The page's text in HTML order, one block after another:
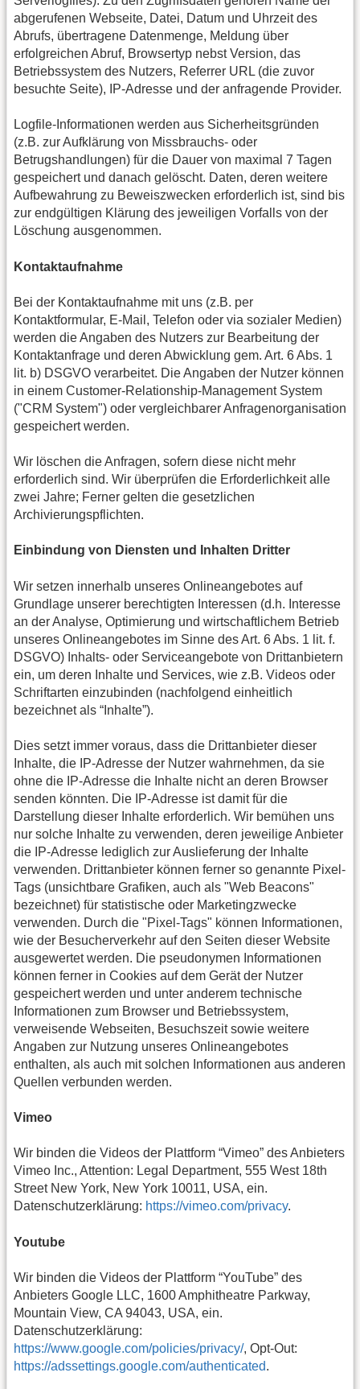
abgerufenen Webseite, Datei, Datum und Uhrzeit des
Abrufs, übertragene Datenmenge, Meldung über
erfolgreichen Abruf, Browsertyp nebst Version, das
Betriebssystem des Nutzers, Referrer URL (die zuvor
besuchte Seite), IP-Adresse und der anfragende Provider.
Logfile-Informationen werden aus Sicherheitsgründen
(z.B. zur Aufklärung von Missbrauchs- oder
Betrugshandlungen) für die Dauer von maximal 7 Tagen
gespeichert und danach gelöscht. Daten, deren weitere
Aufbewahrung zu Beweiszwecken erforderlich ist, sind bis
zur endgültigen Klärung des jeweiligen Vorfalls von der
Löschung ausgenommen.
Kontaktaufnahme
Bei der Kontaktaufnahme mit uns (z.B. per
Kontaktformular, E-Mail, Telefon oder via sozialer Medien)
werden die Angaben des Nutzers zur Bearbeitung der
Kontaktanfrage und deren Abwicklung gem. Art. 6 Abs. 1
lit. b) DSGVO verarbeitet. Die Angaben der Nutzer können
in einem Customer-Relationship-Management System
("CRM System") oder vergleichbarer Anfragenorganisation
gespeichert werden.
Wir löschen die Anfragen, sofern diese nicht mehr
erforderlich sind. Wir überprüfen die Erforderlichkeit alle
zwei Jahre; Ferner gelten die gesetzlichen
Archivierungspflichten.
Einbindung von Diensten und Inhalten Dritter
Wir setzen innerhalb unseres Onlineangebotes auf
Grundlage unserer berechtigten Interessen (d.h. Interesse
an der Analyse, Optimierung und wirtschaftlichem Betrieb
unseres Onlineangebotes im Sinne des Art. 6 Abs. 1 lit. f.
DSGVO) Inhalts- oder Serviceangebote von Drittanbietern
ein, um deren Inhalte und Services, wie z.B. Videos oder
Schriftarten einzubinden (nachfolgend einheitlich
bezeichnet als “Inhalte”).
Dies setzt immer voraus, dass die Drittanbieter dieser
Inhalte, die IP-Adresse der Nutzer wahrnehmen, da sie
ohne die IP-Adresse die Inhalte nicht an deren Browser
senden könnten. Die IP-Adresse ist damit für die
Darstellung dieser Inhalte erforderlich. Wir bemühen uns
nur solche Inhalte zu verwenden, deren jeweilige Anbieter
die IP-Adresse lediglich zur Auslieferung der Inhalte
verwenden. Drittanbieter können ferner so genannte Pixel-
Tags (unsichtbare Grafiken, auch als "Web Beacons"
bezeichnet) für statistische oder Marketingzwecke
verwenden. Durch die "Pixel-Tags" können Informationen,
wie der Besucherverkehr auf den Seiten dieser Website
ausgewertet werden. Die pseudonymen Informationen
können ferner in Cookies auf dem Gerät der Nutzer
gespeichert werden und unter anderem technische
Informationen zum Browser und Betriebssystem,
verweisende Webseiten, Besuchszeit sowie weitere
Angaben zur Nutzung unseres Onlineangebotes
enthalten, als auch mit solchen Informationen aus anderen
Quellen verbunden werden.
Vimeo
Wir binden die Videos der Plattform “Vimeo” des Anbieters
Vimeo Inc., Attention: Legal Department, 555 West 18th
Street New York, New York 10011, USA, ein.
Datenschutzerklärung: https://vimeo.com/privacy.
Youtube
Wir binden die Videos der Plattform “YouTube” des
Anbieters Google LLC, 1600 Amphitheatre Parkway,
Mountain View, CA 94043, USA, ein.
Datenschutzerklärung:
https://www.google.com/policies/privacy/, Opt-Out:
https://adssettings.google.com/authenticated.